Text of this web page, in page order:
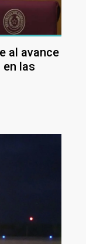
al avance
en las